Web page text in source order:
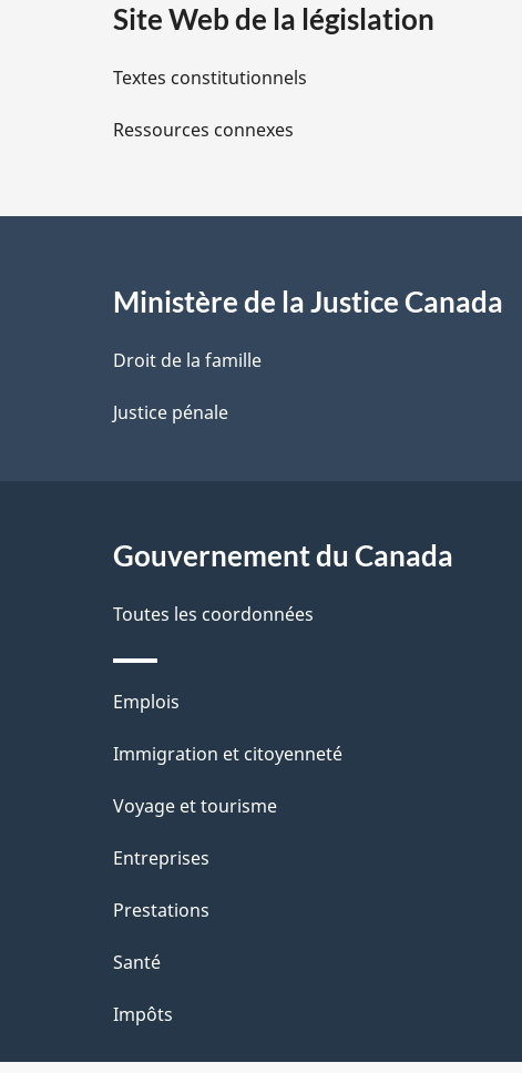
i
l
s
l
a
p
e
Site Web de la législation
Textes constitutionnels
Ressources connexes
Ministère de la Justice Canada
Droit de la famille
Justice pénale
Gouvernement du Canada
Toutes les coordonnées
Thèmes
et
Emplois
Immigration et citoyenneté
Voyage et tourisme
Entreprises
Prestations
Santé
Impôts